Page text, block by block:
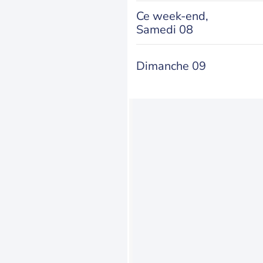
Ce week-end,
Samedi 08
Dimanche 09